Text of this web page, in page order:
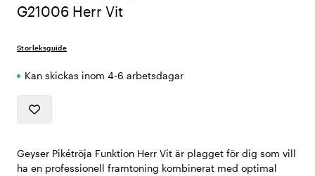
G21006 Herr Vit
Storleksguide
Kan skickas inom 4-6 arbetsdagar
Geyser Pikétröja Funktion Herr Vit är plagget för dig som vill
ha en professionell framtoning kombinerat med optimal